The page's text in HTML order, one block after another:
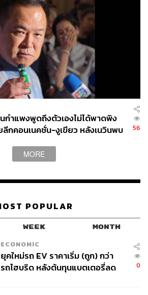
กำแพงพูดถึงตัวเองไม่ได้พาดพิง
ลีกคอนเนคชั่น-งูเขียว หลังเนวินพบ
56
MORE
POPULAR
WEEK MONTH
ECONOMIC
ยุคใหม่รถ EV ราคาเริ่ม (ถูก) กว่า
รถไฮบริด หลังต้นทุนแบตเตอรี่ลด
0